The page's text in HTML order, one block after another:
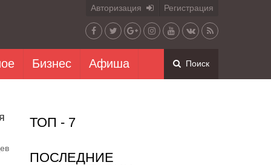
Авторизация Регистрация
Бизнес Афиша Поиск
ТОП - 7
ПОСЛЕДНИЕ